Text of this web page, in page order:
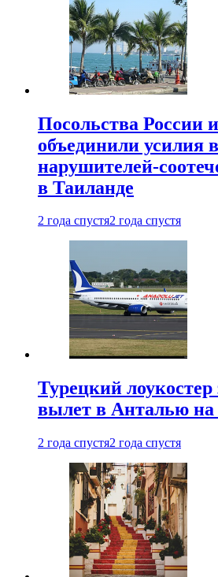
Посольства России
объединили усилия
нарушителей-
в Таиланде
2 года спустя2 года спустя
Турецкий лоукостер
вылет в Анталью на
2 года спустя2 года спустя